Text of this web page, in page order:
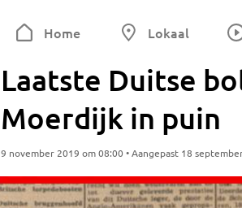
Home Lokaal
Laatste Duitse
Moerdijk in puin
9 november 2019 om 08:00 • Aangepast 18